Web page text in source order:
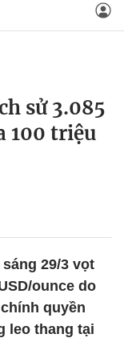
sử 3.085
100 triệu
29/3 vọt
ounce do
quyền
leo thang tại